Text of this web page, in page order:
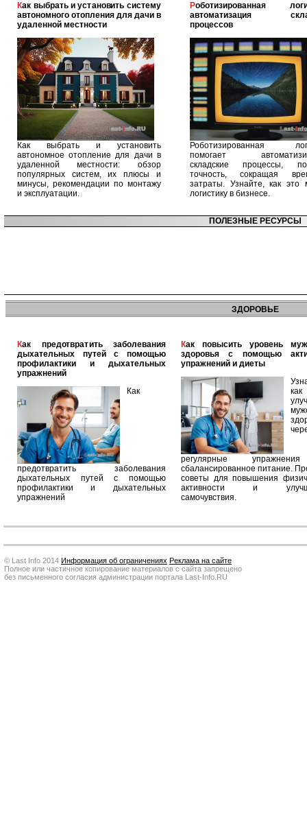
Как выбрать и установить систему
автономного отопления для дачи в
удаленной местности
Как выбрать и установить
автономное отопление для дачи в
удаленной местности: обзор
популярных систем, их плюсы и
минусы, рекомендации по монтажу
и эксплуатации.
Роботизированная логистика:
автоматизация
процессов
Роботизированная
помогает
складские процессы,
точность, сокращая
затраты. Узнайте, как это
логистику в бизнесе.
ПОЛЕЗНЫЕ РЕСУРСЫ
ЗДОРОВЬЕ
Как предотвратить заболевания
дыхательных путей с помощью
профилактики и дыхательных
упражнений
Как
предотвратить заболевания
дыхательных путей с помощью
профилактики и дыхательных
упражнений
Как повысить уровень мужского
здоровья с помощью
упражнений и диеты
как
регулярные
сбалансированное питание.
советы для повышения
активности и
самочувствия.
© Last Info 2014 Информация об ограничениях Реклама на сайте
Полное или частичное копирование материалов с сайта запрещено
без письменного согласия администрации портала Last-Info.RU